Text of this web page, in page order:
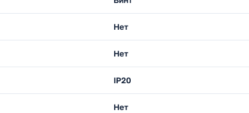
Нет
Нет
IP20
Нет